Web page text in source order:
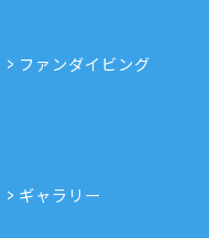
ファンダイビング
ギャラリー